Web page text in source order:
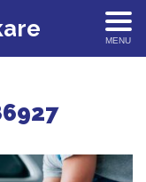
MENU